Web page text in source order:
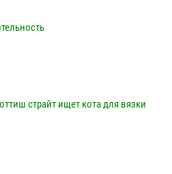
страйт ищет кота для вязки